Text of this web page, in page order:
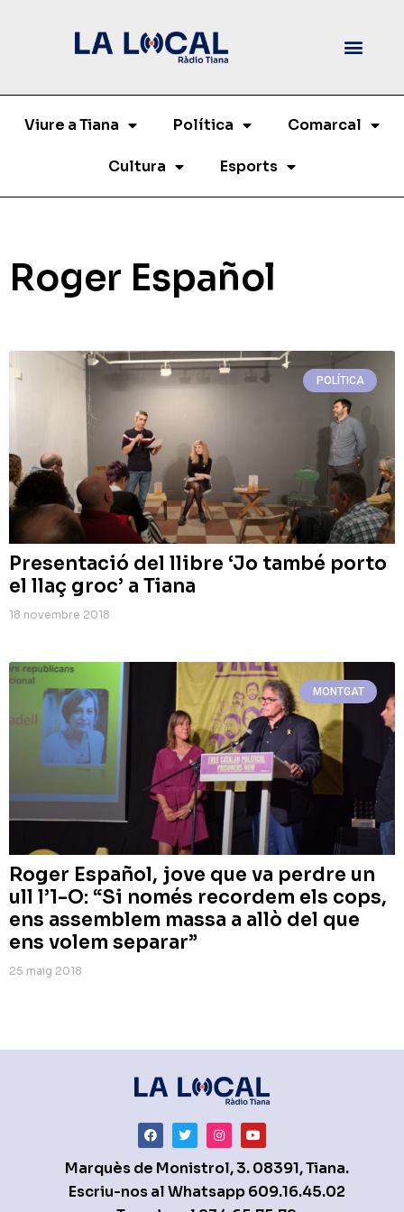
Viure a Tiana Política Comarcal
Cultura Esports
Roger Español
POLÍTICA
Presentació del llibre ‘Jo també porto
el llaç groc’ a Tiana
18 novembre 2018
MONTGAT
Roger Español, jove que va perdre un
ull l’1-O: “Si només recordem els cops,
ens assemblem massa a allò del que
ens volem separar”
25 maig 2018
Marquès de Monistrol, 3. 08391, Tiana.
Escriu-nos al Whatsapp609.16.45.02